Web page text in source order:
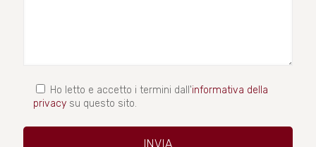
Ho letto e accetto i termini dall'informativa della
privacy su questo sito.